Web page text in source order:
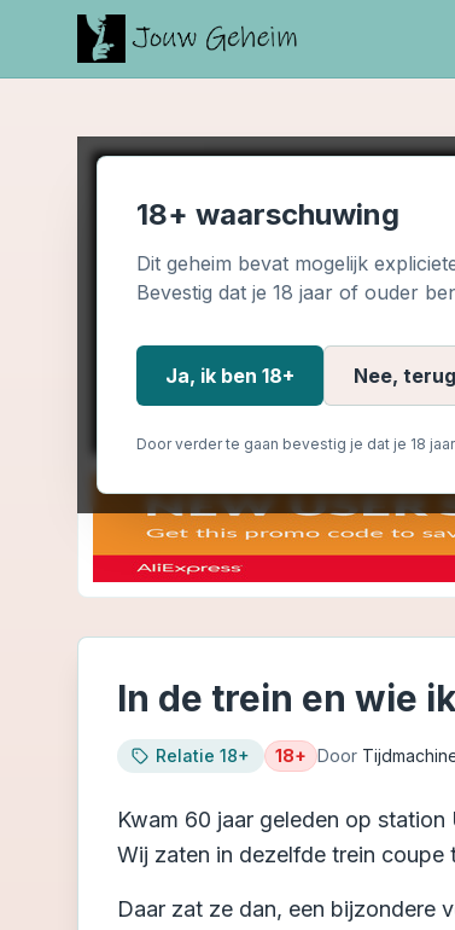
18+ waarschuwing
Dit geheim bevat mogelijk
Bevestig dat je 18 jaar of ouder
Ja, ik ben 18+ Nee, terug
Door verder te gaan bevestig je dat je 18
In de trein en wie
Relatie 18+ 18+ Door
Kwam 60 jaar geleden op
Wij zaten in dezelfde trein coupe
Daar zat ze dan, een bijzondere